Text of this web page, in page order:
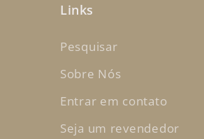
Links
Pesquisar
Sobre Nós
Entrar em contato
Seja um revendedor